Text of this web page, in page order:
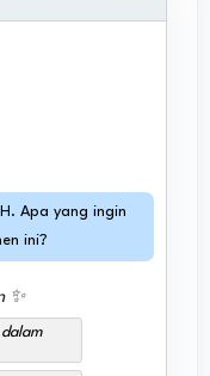
✨
Apa yang ingin
ini?